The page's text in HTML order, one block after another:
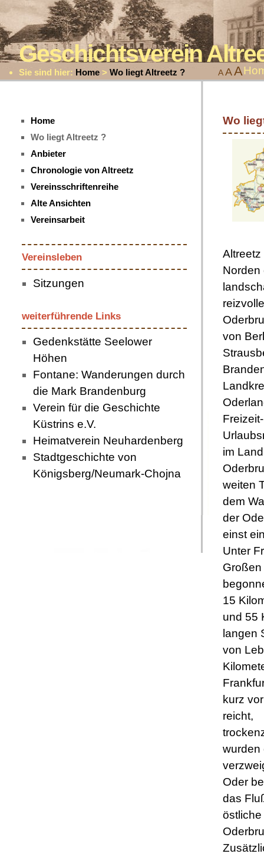
Geschichtsverein
Sie sind hier: Home > Wo liegt Altreetz ? AAA
Home
Wo liegt Altreetz ?
Anbieter
Chronologie von Altreetz
Vereinsschriftenreihe
Alte Ansichten
Vereinsarbeit
Vereinsleben
Sitzungen
weiterführende Links
Gedenkstätte Seelower
Höhen
Fontane: Wanderungen durch
die Mark Brandenburg
Verein für die Geschichte
Küstrins e.V.
Heimatverein Neuhardenberg
Stadtgeschichte von
Königsberg/Neumark-Chojna
Wo
Altreetz
Norden
von
im
weiten
dem
der
einst
Unter
15
und 55
langen
von
kurz
reicht,
wurden
Oder
das